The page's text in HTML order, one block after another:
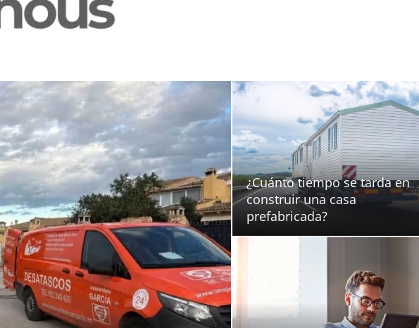
¿Cuánto tiempo se tarda en
construir una casa
prefabricada?